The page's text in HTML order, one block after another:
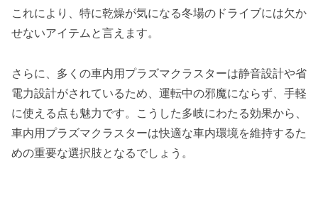
これにより、特に乾燥が気になる冬場のドライブには欠か
せないアイテムと言えます。
さらに、多くの車内用プラズマクラスターは静音設計や省
電力設計がされているため、運転中の邪魔にならず、手軽
に使える点も魅力です。こうした多岐にわたる効果から、
車内用プラズマクラスターは快適な車内環境を維持するた
めの重要な選択肢となるでしょう。